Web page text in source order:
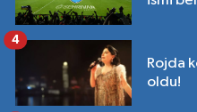
Rojda
oldu!
4